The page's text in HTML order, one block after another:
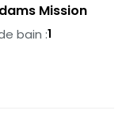
Mission
bain :1